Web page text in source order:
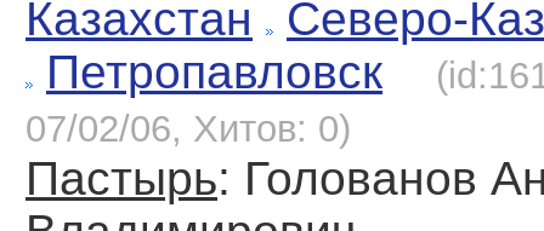
Казахстан
Северо-
Петропавловск
07/02/06, Хитов: 0)
Пастырь: Голованов